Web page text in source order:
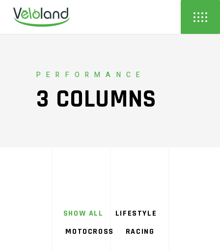
PERFORMANCE
3 COLUMNS
SHOW ALL
LIFESTYLE
MOTOCROSS
RACING